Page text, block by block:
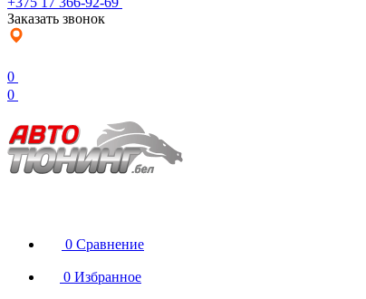
Заказать звонок
0
0
0 Сравнение
0 Избранное